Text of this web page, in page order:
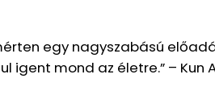
egy nagyszabású
mond az életre.” – Kun